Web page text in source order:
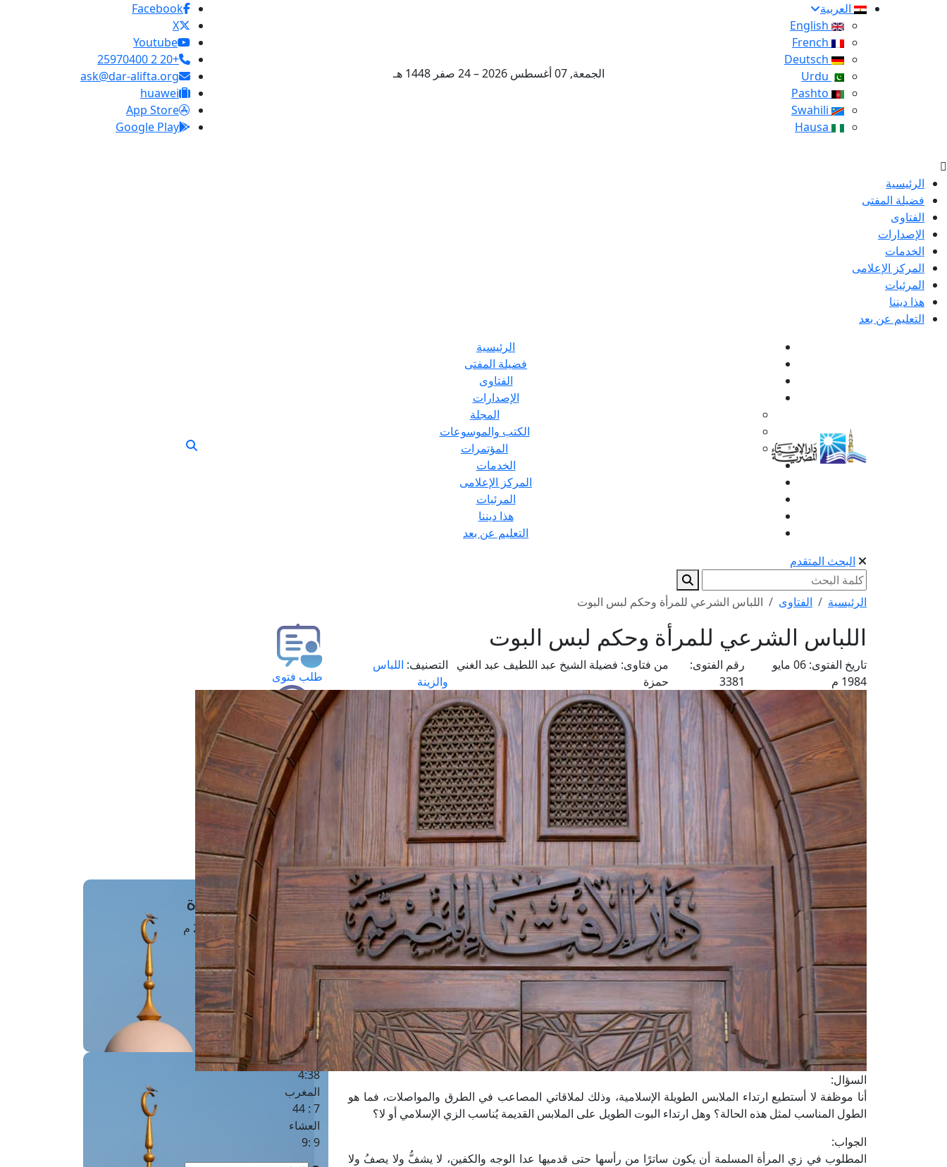
العربية
الجمعة, 07 أغسطس 2026 – 24 صفر 1448 هـ
Facebook
X
Youtube
+20 2 25970400
ask@dar-alifta.org
huawei
App Store
Google Play
الرئيسية
فضيلة المفتى
الفتاوى
الإصدارات
الخدمات
المركز الإعلامى
المرئيات
هذا ديننا
التعليم عن بعد
الرئيسية
فضيلة المفتى
الفتاوى
الإصدارات
المجلة
الكتب والموسوعات
المؤتمرات
الخدمات
المركز الإعلامى
المرئيات
هذا ديننا
التعليم عن بعد
البحث المتقدم
الرئيسية الفتاوى اللباس الشرعي للمرأة وحكم لبس البوت
اللباس الشرعي للمرأة وحكم لبس البوت
تاريخ الفتوى:
06 مايو
1984 م
رقم الفتوى:
3381
من فتاوى: فضيلة الشيخ عبد اللطيف عبد الغني
حمزة
التصنيف: اللباس
والزينة
السؤال:
أنا موظفة لا أستطيع ارتداء الملابس الطويلة الإسلامية، وذلك لملاقاتي المصاعب في الطرق والمواصلات، فما هو
الطول المناسب لمثل هذه الحالة؟ وهل ارتداء البوت الطويل على الملابس القديمة يُناسب الزي الإسلامي أو لا؟
الجواب:
المطلوب في زي المرأة المسلمة أن يكون ساترًا من رأسها حتى قدميها عدا الوجه والكفين، لا يشفُّ ولا يصفُ ولا
طلب فتوى
استعلام عن فتوى
حجز موعد
الفتوى الهاتفية
مَواقِيتُ الصَّـــلاة
القاهرة · 07 أغسطس 2026 م
4 :41
الشروق
6 :17
الظهر
1 : 1
العصر
4:38
المغرب
7 : 44
العشاء
9 :9